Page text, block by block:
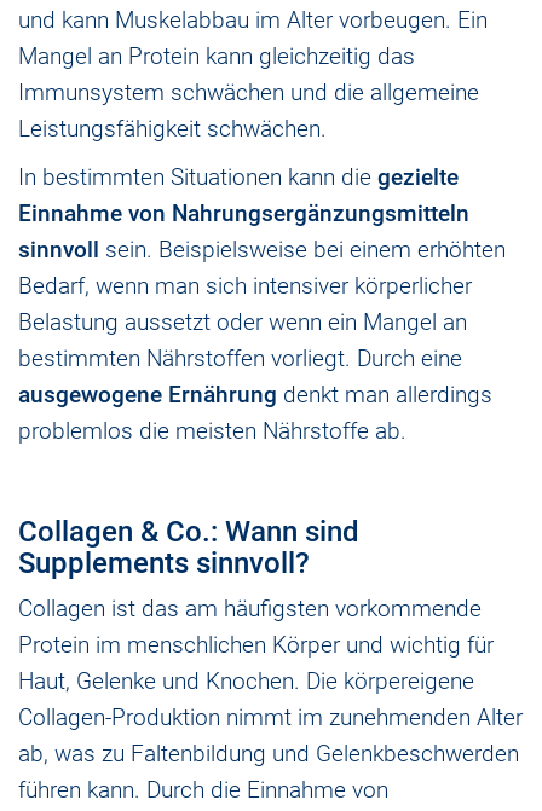
und kann Muskelabbau im Alter vorbeugen. Ein
Mangel an Protein kann gleichzeitig das
Immunsystem schwächen und die allgemeine
Leistungsfähigkeit schwächen.
In bestimmten Situationen kann die gezielte
Einnahme von Nahrungsergänzungsmitteln
sinnvoll sein. Beispielsweise bei einem erhöhten
Bedarf, wenn man sich intensiver körperlicher
Belastung aussetzt oder wenn ein Mangel an
bestimmten Nährstoffen vorliegt. Durch eine
ausgewogene Ernährung denkt man allerdings
problemlos die meisten Nährstoffe ab.
Collagen & Co.: Wann sind
Supplements sinnvoll?
Collagen ist das am häufigsten vorkommende
Protein im menschlichen Körper und wichtig für
Haut, Gelenke und Knochen. Die körpereigene
Collagen-Produktion nimmt im zunehmenden Alter
ab, was zu Faltenbildung und Gelenkbeschwerden
führen kann. Durch die Einnahme von